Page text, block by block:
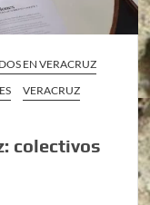
EN VERACRUZ
VERACRUZ
colectivos